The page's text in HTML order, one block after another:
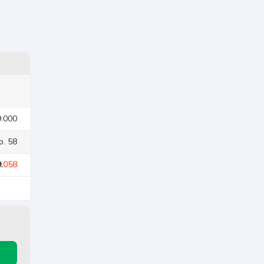
58
058